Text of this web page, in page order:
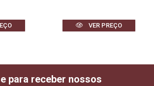
VER PREÇO
para receber nossos